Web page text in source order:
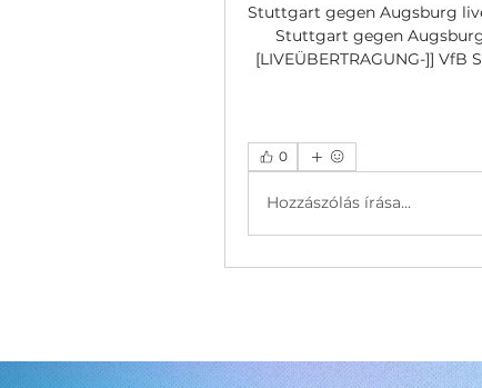
Stuttgart gegen Augsburg
Stuttgart gegen
[LIVEÜBERTRAGUNG-]]
0
Hozzászólás írása...